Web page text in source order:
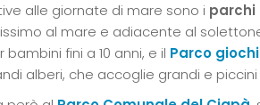
alle giornate di mare sono i parchi
al mare e adiacente al
bambini fini a 10 anni, e il Parco
alberi, che accoglie grandi e